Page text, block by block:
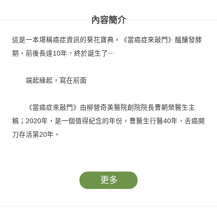
內容簡介
這是一本堪稱癌症資訊的葵花寶典。《當癌症來敲門》醞釀發酵
期，前後長達10年，終於誕生了⋯
端起緣起，寫在前面
《當癌症來敲門》由柳營奇美醫院創院院長曹朝榮醫生主
稿；2020年，是一個值得紀念的年份，曹醫生行醫40年，舌癌開
刀存活第20年。
治療癌症病人逾40年的觀察和體會，期待透過自己的專業醫學知
識，讓一般民眾，尤其罹癌病人和家屬在接觸比較專業的知識或
更多